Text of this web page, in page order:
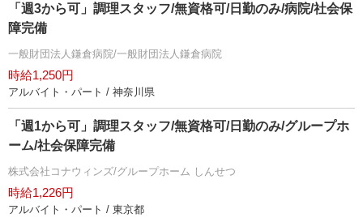
「週3から可」調理スタッフ/無資格可/日勤のみ/病院/社会保
障完備
一般財団法人鎌倉病院/一般財団法人鎌倉病院
時給1,250円
アルバイト・パート / 神奈川県
「週1から可」調理スタッフ/無資格可/日勤のみ/グループホ
ーム/社会保障完備
株式会社コナウィンズ/グループホーム しんせつ
時給1,226円
アルバイト・パート / 東京都